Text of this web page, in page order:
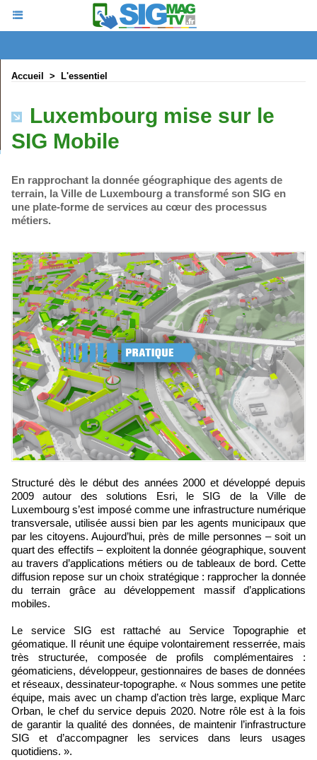
Accueil > L'essentiel
Luxembourg mise sur le
SIG Mobile
En rapprochant la donnée géographique des agents de
terrain, la Ville de Luxembourg a transformé son SIG en
une plate-forme de services au cœur des processus
métiers.
Structuré dès le début des années 2000 et développé depuis
2009 autour des solutions Esri, le SIG de la Ville de
Luxembourg s’est imposé comme une infrastructure numérique
transversale, utilisée aussi bien par les agents municipaux que
par les citoyens. Aujourd’hui, près de mille personnes – soit un
quart des effectifs – exploitent la donnée géographique, souvent
au travers d’applications métiers ou de tableaux de bord. Cette
diffusion repose sur un choix stratégique : rapprocher la donnée
du terrain grâce au développement massif d’applications
mobiles.
Le service SIG est rattaché au Service Topographie et
géomatique. Il réunit une équipe volontairement resserrée, mais
très structurée, composée de profils complémentaires :
géomaticiens, développeur, gestionnaires de bases de données
et réseaux, dessinateur-topographe. « Nous sommes une petite
équipe, mais avec un champ d’action très large, explique Marc
Orban, le chef du service depuis 2020. Notre rôle est à la fois
de garantir la qualité des données, de maintenir l’infrastructure
SIG et d’accompagner les services dans leurs usages
quotidiens. ».